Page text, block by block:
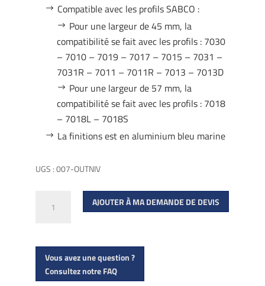
Compatible avec les profils SABCO :
Pour une largeur de 45 mm, la
compatibilité se fait avec les profils : 7030
– 7010 – 7019 – 7017 – 7015 – 7031 –
7031R – 7011 – 7011R – 7013 – 7013D
Pour une largeur de 57 mm, la
compatibilité se fait avec les profils : 7018
– 7018L – 7018S
La finitions est en aluminium bleu marine
UGS :007-OUTNIV
de
niveau
spécifique
AJOUTER À MA DEMANDE DE DEVIS
Vous avez une question ?
Consultez notre FAQ